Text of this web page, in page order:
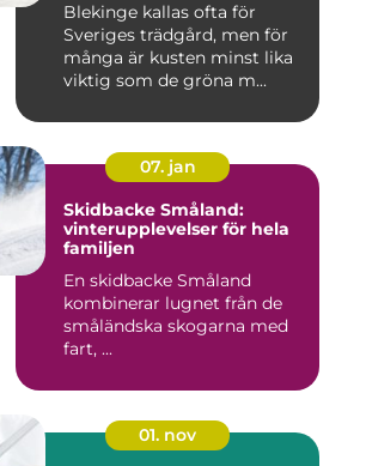
Blekinge kallas ofta för
Sveriges trädgård, men för
många är kusten minst lika
viktig som de gröna m...
07. jan
Skidbacke Småland:
vinterupplevelser för hela
familjen
En skidbacke Småland
kombinerar lugnet från de
småländska skogarna med
fart, ...
01. nov